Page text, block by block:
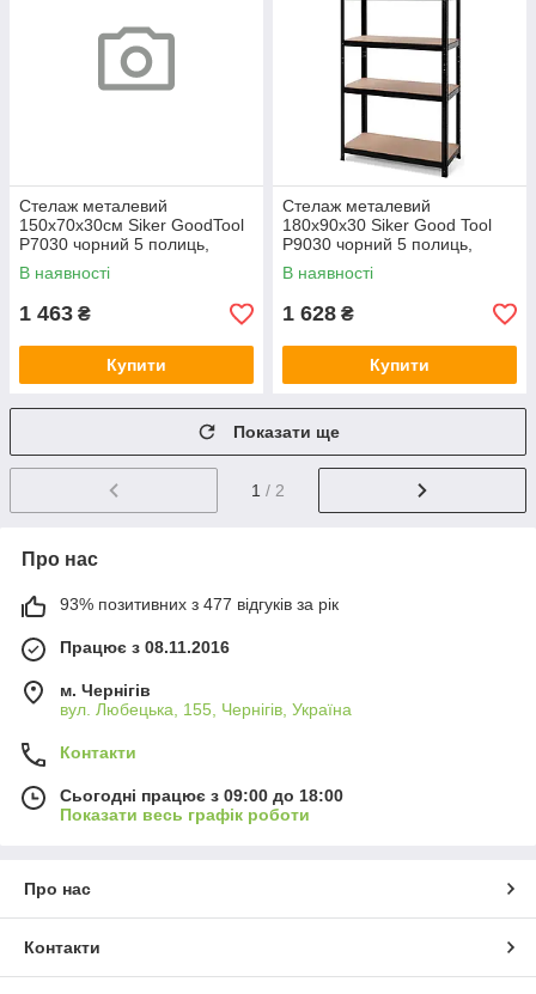
Стелаж металевий
150х70х30см Siker GoodTool
Р7030 чорний 5 полиць,
Арт.65330
В наявності
1 463 ₴
Купити
Стелаж металевий
180х90х30 Siker Good Tool
P9030 чорний 5 полиць,
Арт.65332
В наявності
1 628 ₴
Купити
Показати ще
1 / 2
Про нас
93% позитивних з 477 відгуків за рік
Працює з 08.11.2016
м. Чернігів
вул. Любецька, 155, Чернігів, Україна
Контакти
Сьогодні працює з 09:00 до 18:00
Показати весь графік роботи
Про нас
Контакти